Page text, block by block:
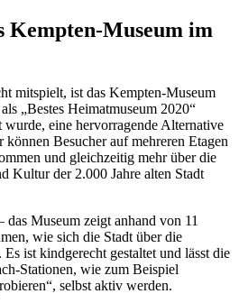
Kempten-Museum im
mitspielt, ist das Kempten-Museum
„Bestes Heimatmuseum 2020“
wurde, eine hervorragende Alternative
Besucher auf mehreren Etagen
und gleichzeitig mehr über die
Kultur der 2.000 Jahre alten Stadt
das Museum zeigt anhand von 11
wie sich die Stadt über die
ist kindgerecht gestaltet und lässt die
Stationen, wie zum Beispiel
selbst aktiv werden.